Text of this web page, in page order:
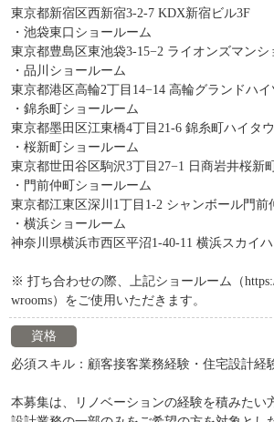
東京都新宿区西新宿3-2-7 KDX新宿ビル3F
・池袋東口ショールーム
東京都豊島区東池袋3-15−2 ライオンズマンシ
・品川ショールーム
東京都港区高輪2丁目14−14 高輪グランドハイ
・錦糸町ショールーム
東京都墨田区江東橋4丁目21-6 錦糸町ハイタ
・桜新町ショールーム
東京都世田谷区駒沢3丁目27−1 日商岩井桜新
・門前仲町ショールーム
東京都江東区深川1丁目1-2 シャンボール門前
・横浜ショールーム
神奈川県横浜市西区平沼1-40-11 横浜スカイ
※ 打ち合わせの際、上記ショールーム（
wrooms）をご使用いただきます。
資格
必須スキル：顧客接客業務経験・住宅設計経
本募集は、リノベーションの経験を積みたい